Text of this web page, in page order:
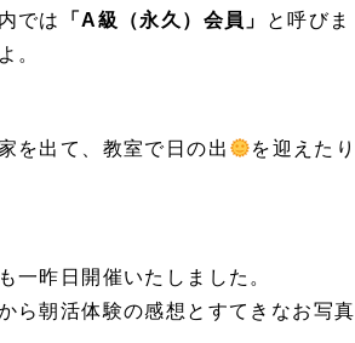
では
「A級（永久）会員」
と呼びま
。
を出て、教室で日の出
を迎えたり
一昨日開催いたしました。
ら朝活体験の感想とすてきなお写真